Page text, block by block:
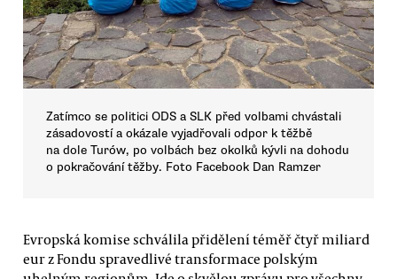
Zatímco se politici ODS a SLK před volbami chvástali
zásadovostí a okázale vyjadřovali odpor k těžbě
na dole Turów, po volbách bez okolků kývli na dohodu
o pokračování těžby. Foto Facebook Dan Ramzer
Evropská komise schválila přidělení téměř čtyř miliard
eur z Fondu spravedlivé transformace polským